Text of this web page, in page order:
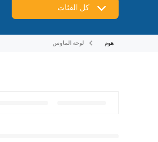
كل الفئات
هوم لوحة الماوس